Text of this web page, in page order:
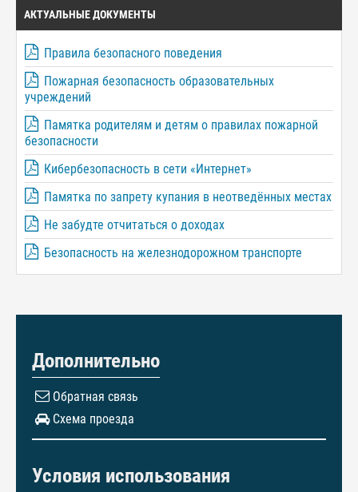
АКТУАЛЬНЫЕ ДОКУМЕНТЫ
Правила безопасного поведения
Пожарная безопасность образовательных
учреждений
Памятка родителям и детям о правилах пожарной
безопасности
Кибербезопасность в сети «Интернет»
Памятка по запрету купания в неотведённых местах
Не забудте отчитаться о доходах
Безопасность на железнодорожном транспорте
Дополнительно
Обратная связь
Схема проезда
Условия использования